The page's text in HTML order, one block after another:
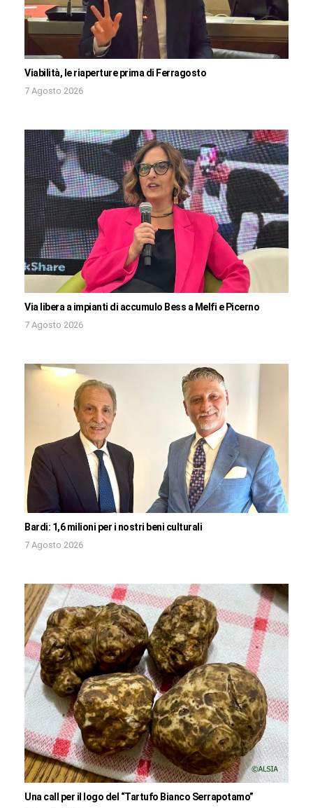
Viabilità, le riaperture prima di Ferragosto
7 Agosto 2026
Via libera a impianti di accumulo Bess a Melfi e Picerno
7 Agosto 2026
Bardi: 1,6 milioni per i nostri beni culturali
7 Agosto 2026
Una call per il logo del “Tartufo Bianco Serrapotamo”